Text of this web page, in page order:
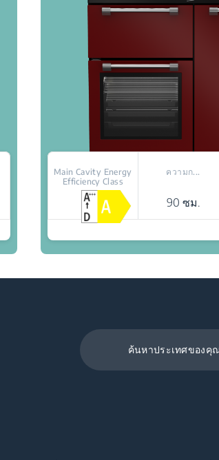
Main Cavity Energy
Efficiency Class
ความก...
90 ซม.
ไฟฮาโลเจน: เพิ่มการมองเห็นอ
ค้นหาประเทศของคุ